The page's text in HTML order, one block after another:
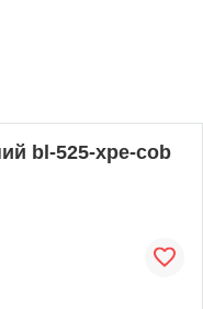
bl-525-xpe-cob